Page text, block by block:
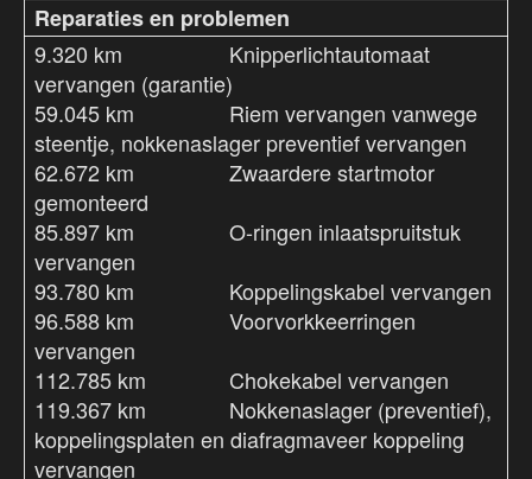
Reparaties en problemen
9.320 km Knipperlichtautomaat
vervangen (garantie)
59.045 km Riem vervangen vanwege
steentje, nokkenaslager preventief vervangen
62.672 km Zwaardere startmotor
gemonteerd
85.897 km O-ringen inlaatspruitstuk
vervangen
93.780 km Koppelingskabel vervangen
96.588 km Voorvorkkeerringen
vervangen
112.785 km Chokekabel vervangen
119.367 km Nokkenaslager (preventief),
koppelingsplaten en diafragmaveer koppeling
vervangen